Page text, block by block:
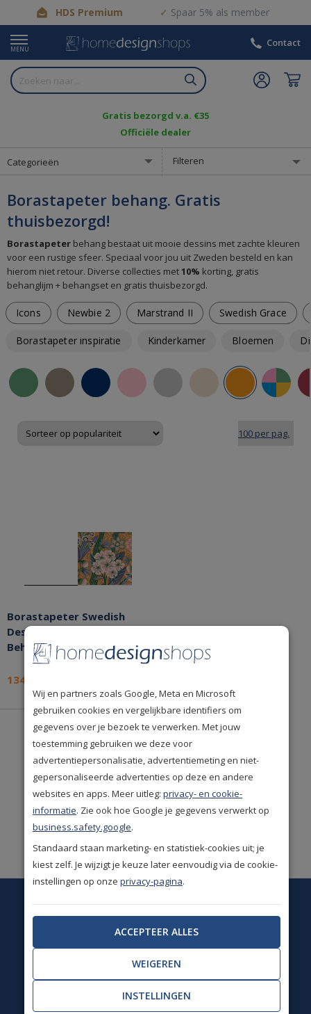
HDS Premium Spaar 5% als member
MENU
Contact
Gratis bezorgd v.a. €35
Officiële dealer
Categorieën Filteren
Borastapeter behang. Gratis
thuisbezorgd!
Borastapeter behang bestaat uit mooie dessins met zachte kleuren
voor een rustige sfeer. Speciaal voor jou uit Zweden besteld en kan
hierom niet retour. Diverse collecties met10% korting, gratis
behanglijm + behangset en gratis thuisbezorgd.
Icons Newbie 2 Marstrand II Swedish Grace
Borastapeter inspiratie Kinderkamer Bloemen
Borastapeter Swedish
Designers Friviva 2079
Behang
134,94
De mooisteA-merken
uit de woonbranche.
Uitstekende
klantwaardering(9.1/10)
Ruime keus. Meer dan
50.000 woonproducten!
klantenservice gesloten.
uur.
Wij en partners zoals Google, Meta en Microsoft
gebruiken cookies en vergelijkbare identifiers om
gegevens over je bezoek te verwerken. Met jouw
toestemming gebruiken we deze voor
advertentiepersonalisatie, advertentiemeting en niet-
gepersonaliseerde advertenties op deze en andere
websites en apps. Meer uitleg:privacy- en cookie-
informatie. Zie ook hoe Google je gegevens verwerkt op
business.safety.google.
Standaard staan marketing- en statistiek-cookies uit; je
kiest zelf. Je wijzigt je keuze later eenvoudig via de cookie-
instellingen op onzeprivacy-pagina.
ACCEPTEER ALLES
WEIGEREN
INSTELLINGEN